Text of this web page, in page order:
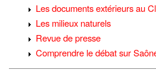
Les documents extérieurs au
Les milieux naturels
Revue de presse
Comprendre le débat sur